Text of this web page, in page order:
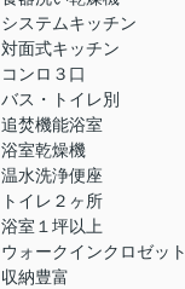
システムキッチン
対面式キッチン
コンロ３口
バス・トイレ別
追焚機能浴室
浴室乾燥機
温水洗浄便座
トイレ２ヶ所
浴室１坪以上
ウォークインクロゼット
収納豊富